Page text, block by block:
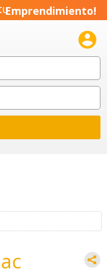
Emprendimiento!
